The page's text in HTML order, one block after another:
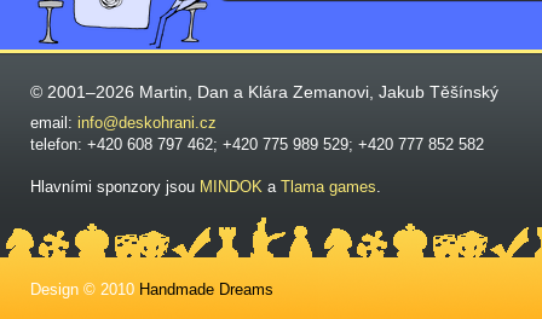
© 2001–2026 Martin, Dan a Klára Zemanovi, Jakub Těšínský
email: info@deskohrani.cz
telefon: +420 608 797 462; +420 775 989 529; +420 777 852 582
Hlavními sponzory jsou MINDOK a Tlama games.
Design © 2010 Handmade Dreams